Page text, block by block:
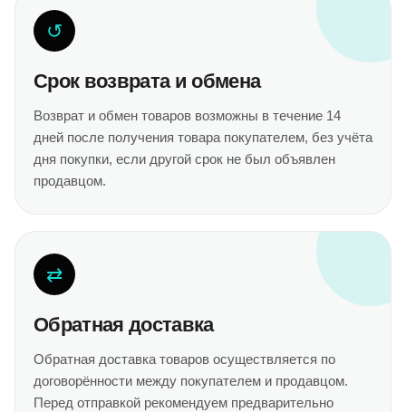
↺
Срок возврата и обмена
Возврат и обмен товаров возможны в течение 14
дней после получения товара покупателем, без учёта
дня покупки, если другой срок не был объявлен
продавцом.
⇄
Обратная доставка
Обратная доставка товаров осуществляется по
договорённости между покупателем и продавцом.
Перед отправкой рекомендуем предварительно